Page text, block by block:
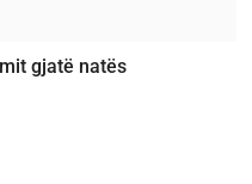
gjatë natës